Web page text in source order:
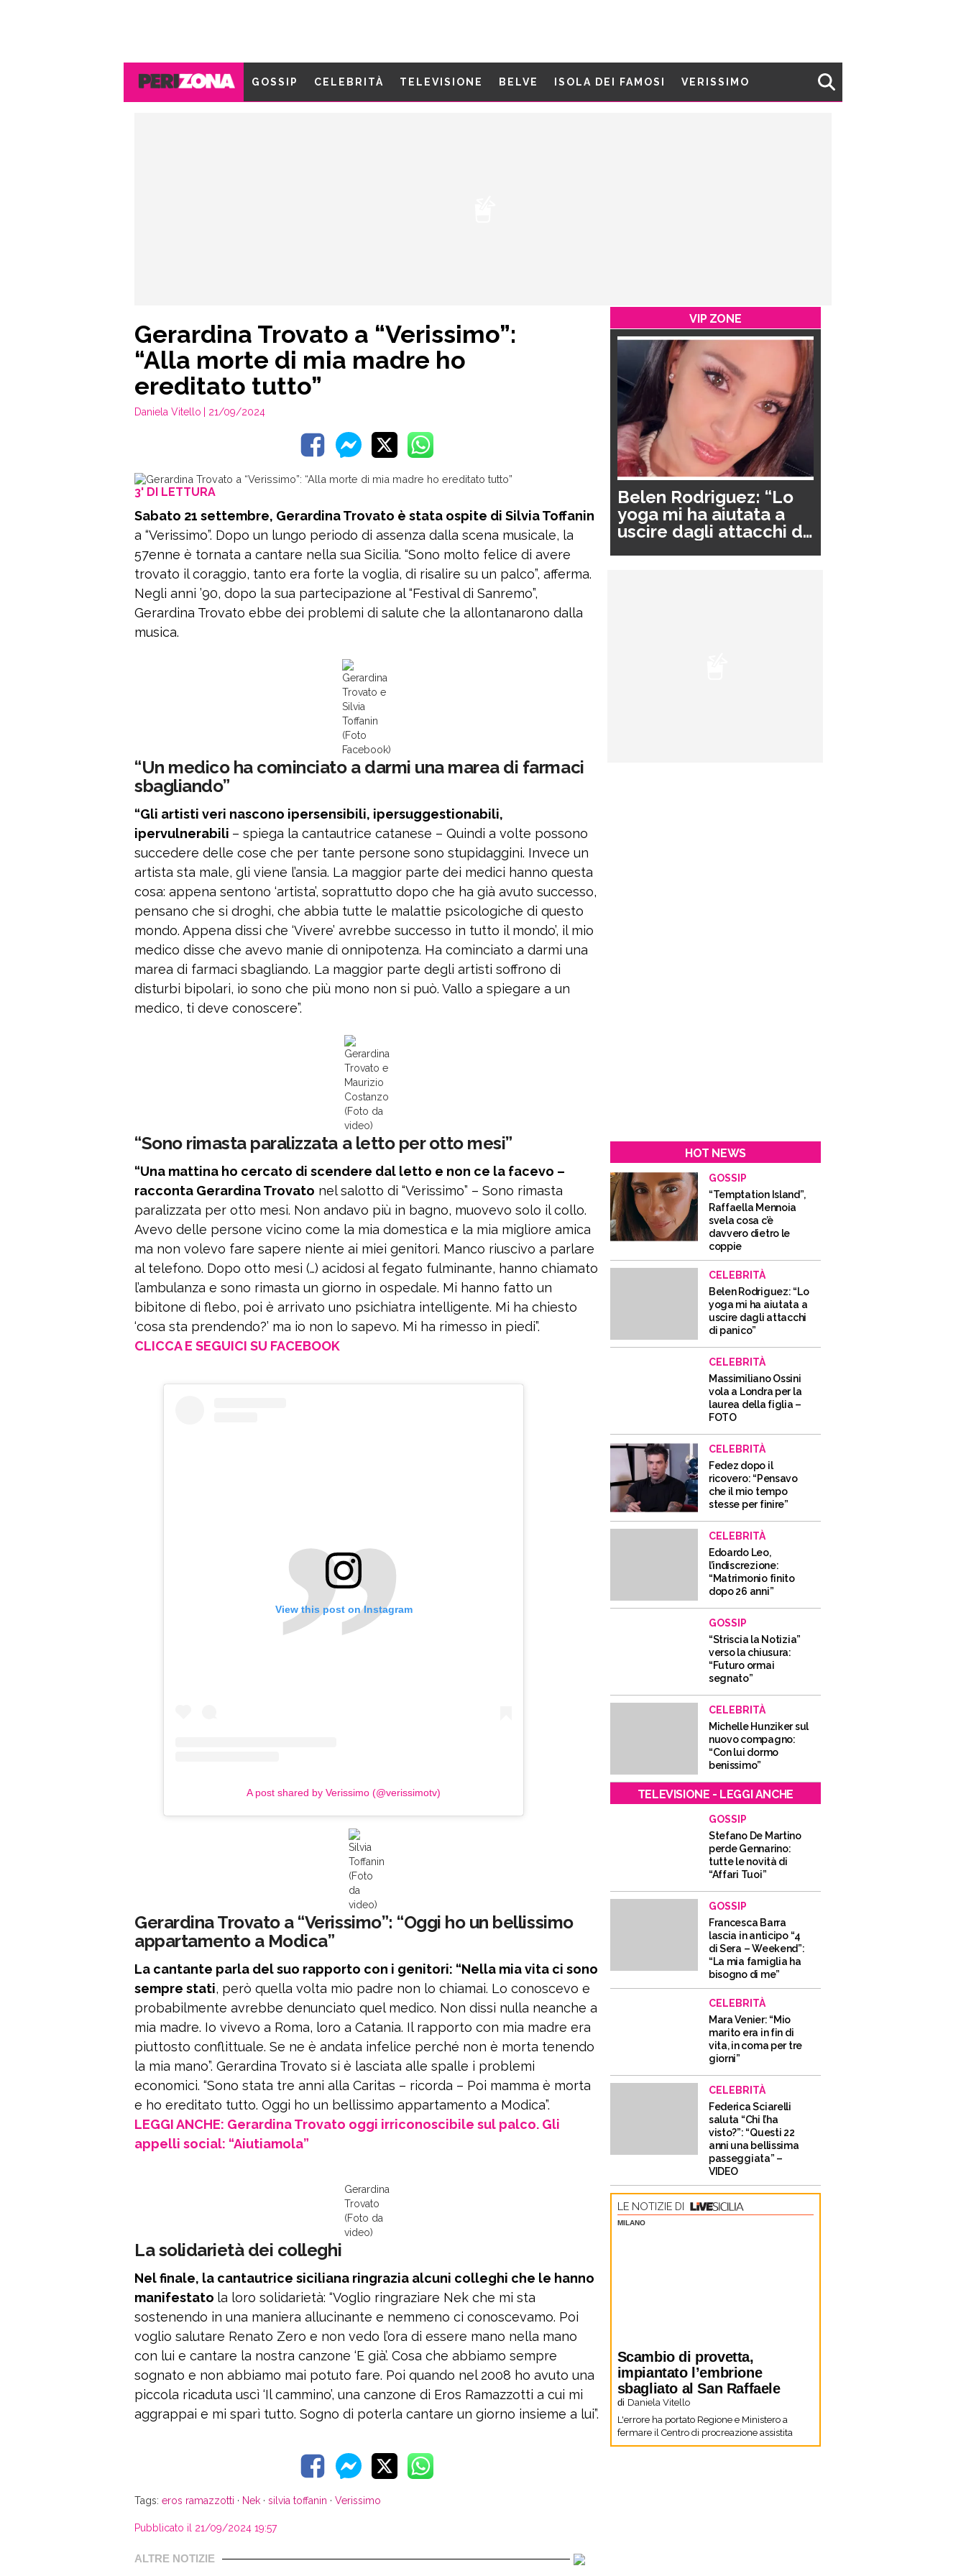
GOSSIP CELEBRITÀ TELEVISIONE BELVE ISOLA DEI FAMOSI VERISSIMO
Gerardina Trovato a “Verissimo”:
“Alla morte di mia madre ho
ereditato tutto”
Daniela Vitello | 21/09/2024
3' DI LETTURA
Sabato 21 settembre, Gerardina Trovato è stata ospite di Silvia Toffanin
a “Verissimo”. Dopo un lungo periodo di assenza dalla scena musicale, la
57enne è tornata a cantare nella sua Sicilia. “Sono molto felice di avere
trovato il coraggio, tanto era forte la voglia, di risalire su un palco”, afferma.
Negli anni ’90, dopo la sua partecipazione al “Festival di Sanremo”,
Gerardina Trovato ebbe dei problemi di salute che la allontanarono dalla
musica.
Gerardina
Trovato e
Silvia
Toffanin
(Foto
Facebook)
“Un medico ha cominciato a darmi una marea di farmaci
sbagliando”
“Gli artisti veri nascono ipersensibili, ipersuggestionabili,
ipervulnerabili – spiega la cantautrice catanese – Quindi a volte possono
succedere delle cose che per tante persone sono stupidaggini. Invece un
artista sta male, gli viene l’ansia. La maggior parte dei medici hanno questa
cosa: appena sentono ‘artista’, soprattutto dopo che ha già avuto successo,
pensano che si droghi, che abbia tutte le malattie psicologiche di questo
mondo. Appena dissi che ‘Vivere’ avrebbe successo in tutto il mondo’, il mio
medico disse che avevo manie di onnipotenza. Ha cominciato a darmi una
marea di farmaci sbagliando. La maggior parte degli artisti soffrono di
disturbi bipolari, io sono che più mono non si può. Vallo a spiegare a un
medico, ti deve conoscere”.
Gerardina
Trovato e
Maurizio
Costanzo
(Foto da
video)
“Sono rimasta paralizzata a letto per otto mesi”
“Una mattina ho cercato di scendere dal letto e non ce la facevo –
racconta Gerardina Trovato nel salotto di “Verissimo” – Sono rimasta
paralizzata per otto mesi. Non andavo più in bagno, muovevo solo il collo.
Avevo delle persone vicino come la mia domestica e la mia migliore amica
ma non volevo fare sapere niente ai miei genitori. Manco riuscivo a parlare
al telefono. Dopo otto mesi (…) acidosi al fegato fulminante, hanno chiamato
l’ambulanza e sono rimasta un giorno in ospedale. Mi hanno fatto un
bibitone di flebo, poi è arrivato uno psichiatra intelligente. Mi ha chiesto
‘cosa sta prendendo?’ ma io non lo sapevo. Mi ha rimesso in piedi”.
CLICCA E SEGUICI SU FACEBOOK
View this post on Instagram
A post shared by Verissimo (@verissimotv)
Silvia
Toffanin
(Foto
da
video)
Gerardina Trovato a “Verissimo”: “Oggi ho un bellissimo
appartamento a Modica”
La cantante parla del suo rapporto con i genitori: “Nella mia vita ci sono
sempre stati, però quella volta mio padre non lo chiamai. Lo conoscevo e
probabilmente avrebbe denunciato quel medico. Non dissi nulla neanche a
mia madre. Io vivevo a Roma, loro a Catania. Il rapporto con mia madre era
piuttosto conflittuale. Se ne è andata infelice perché non è morta tenendo
la mia mano”. Gerardina Trovato si è lasciata alle spalle i problemi
economici. “Sono stata tre anni alla Caritas – ricorda – Poi mamma è morta
e ho ereditato tutto. Oggi ho un bellissimo appartamento a Modica”.
LEGGI ANCHE: Gerardina Trovato oggi irriconoscibile sul palco. Gli
appelli social: “Aiutiamola”
Gerardina
Trovato
(Foto da
video)
La solidarietà dei colleghi
Nel finale, la cantautrice siciliana ringrazia alcuni colleghi che le hanno
manifestato la loro solidarietà: “Voglio ringraziare Nek che mi sta
sostenendo in una maniera allucinante e nemmeno ci conoscevamo. Poi
voglio salutare Renato Zero e non vedo l’ora di essere mano nella mano
con lui e cantare la nostra canzone ‘E già’. Cosa che abbiamo sempre
sognato e non abbiamo mai potuto fare. Poi quando nel 2008 ho avuto una
piccola ricaduta uscì ‘Il cammino’, una canzone di Eros Ramazzotti a cui mi
aggrappai e mi sparì tutto. Sogno di poterla cantare un giorno insieme a lui”.
Tags: eros ramazzotti · Nek · silvia toffanin · Verissimo
Pubblicato il 21/09/2024 19:57
ALTRE NOTIZIE
VIP ZONE
Belen Rodriguez: “Lo
yoga mi ha aiutata a
uscire dagli attacchi di
HOT NEWS
GOSSIP
“Temptation Island”,
Raffaella Mennoia
svela cosa c’è
davvero dietro le
coppie
CELEBRITÀ
Belen Rodriguez: “Lo
yoga mi ha aiutata a
uscire dagli attacchi
di panico”
CELEBRITÀ
Massimiliano Ossini
vola a Londra per la
laurea della figlia –
FOTO
CELEBRITÀ
Fedez dopo il
ricovero: “Pensavo
che il mio tempo
stesse per finire”
CELEBRITÀ
Edoardo Leo,
l’indiscrezione:
“Matrimonio finito
dopo 26 anni”
GOSSIP
“Striscia la Notizia”
verso la chiusura:
“Futuro ormai
segnato”
CELEBRITÀ
Michelle Hunziker sul
nuovo compagno:
“Con lui dormo
benissimo”
TELEVISIONE - LEGGI ANCHE
GOSSIP
Stefano De Martino
perde Gennarino:
tutte le novità di
“Affari Tuoi”
GOSSIP
Francesca Barra
lascia in anticipo “4
di Sera – Weekend”:
“La mia famiglia ha
bisogno di me”
CELEBRITÀ
Mara Venier: “Mio
marito era in fin di
vita, in coma per tre
giorni”
CELEBRITÀ
Federica Sciarelli
saluta “Chi l’ha
visto?”: “Questi 22
anni una bellissima
passeggiata” –
VIDEO
LE NOTIZIE DI
MILANO
Scambio di provetta,
impiantato l’embrione
sbagliato al San Raffaele
di Daniela Vitello
L'errore ha portato Regione e Ministero a
fermare il Centro di procreazione assistita